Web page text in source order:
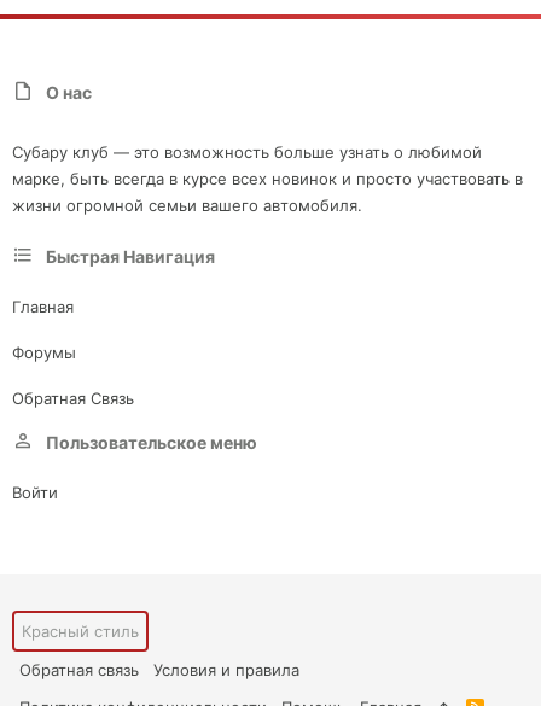
О нас
Субару клуб — это возможность больше узнать о любимой
марке, быть всегда в курсе всех новинок и просто участвовать в
жизни огромной семьи вашего автомобиля.
Быстрая Навигация
Главная
Форумы
Обратная Связь
Пользовательское меню
Войти
Красный стиль
Обратная связь
Условия и правила